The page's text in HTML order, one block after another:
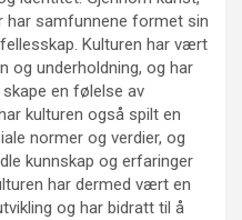
har samfunnene formet sin
Kulturen har vært
og underholdning, og har
en følelse av
kulturen også spilt en
normer og verdier, og
kunnskap og erfaringer
har dermed vært en
og har bidratt til å